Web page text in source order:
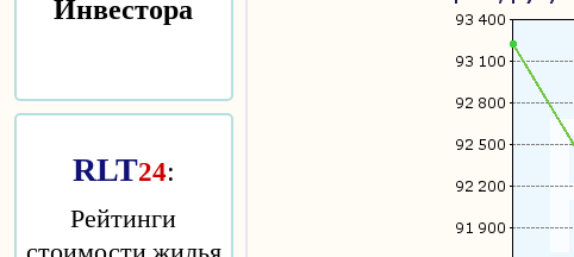
RLT24:
Рейтинги